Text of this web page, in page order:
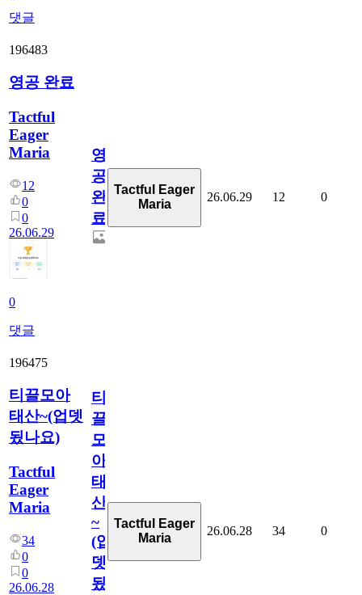
댓글
196483
영공 완료
Tactful
Eager
Maria
12
0
0
26.06.29
0
댓글
영
공
완
료
Tactful Eager
Maria
26.06.29 12 0
196475
티끌모아
태산~(업뎃
됬나요)
Tactful
Eager
Maria
34
0
0
26.06.28
티
끌
모
아
태
산
~
(업
뎃
됬
Tactful Eager
Maria
26.06.28 34 0